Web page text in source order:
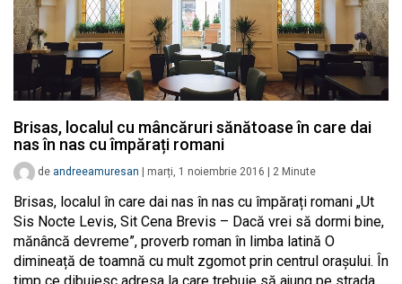
Brisas, localul cu mâncăruri sănătoase în care dai
nas în nas cu împărați romani
de andreeamuresan marți, 1 noiembrie 2016 2 Minute
Brisas, localul în care dai nas în nas cu împărați romani „Ut
Sis Nocte Levis, Sit Cena Brevis – Dacă vrei să dormi bine,
mănâncă devreme”, proverb roman în limba latină O
dimineață de toamnă cu mult zgomot prin centrul orașului. În